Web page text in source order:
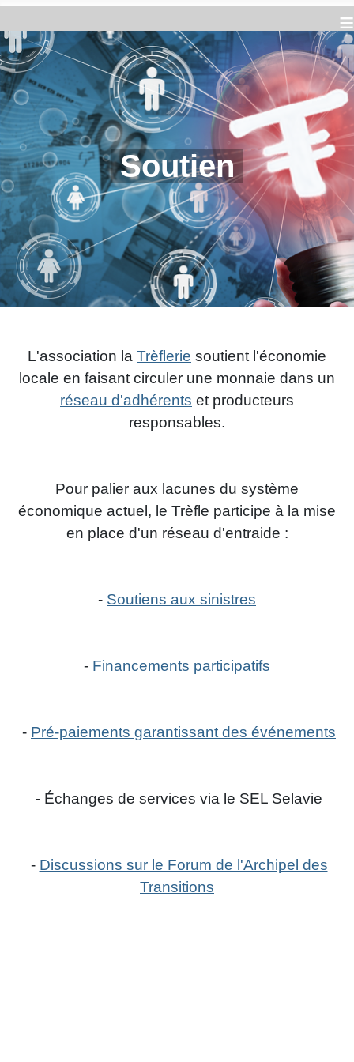
≡
Soutien
L'association la Trèflerie soutient l'économie
locale en faisant circuler une monnaie dans un
réseau d'adhérents et producteurs
responsables.
Pour palier aux lacunes du système
économique actuel, le Trèfle participe à la mise
en place d'un réseau d'entraide :
- Soutiens aux sinistres
- Financements participatifs
- Pré-paiements garantissant des événements
- Échanges de services via le SEL Selavie
- Discussions sur le Forum de l'Archipel des
Transitions